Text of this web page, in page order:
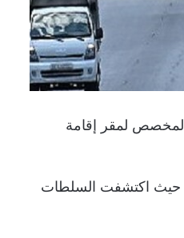
لمقر إقامة
اليوم حيث اكتشفت السلطات